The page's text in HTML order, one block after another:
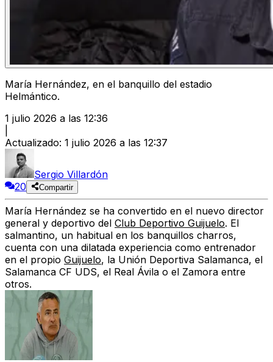
María Hernández, en el banquillo del estadio
Helmántico.
1 julio 2026 a las 12:36
Actualizado: 1 julio 2026 a las 12:37
Sergio Villardón
20
Compartir
María Hernández se ha convertido en el nuevo director
general y deportivo del Club Deportivo Guijuelo. El
salmantino, un habitual en los banquillos charros,
cuenta con una dilatada experiencia como entrenador
en el propio Guijuelo, la Unión Deportiva Salamanca, el
Salamanca CF UDS, el Real Ávila o el Zamora entre
otros.